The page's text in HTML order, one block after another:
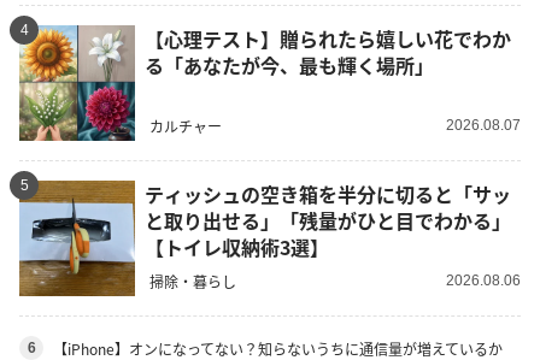
4
【心理テスト】贈られたら嬉しい花でわか
る「あなたが今、最も輝く場所」
カルチャー 2026.08.07
5
ティッシュの空き箱を半分に切ると「サッ
と取り出せる」「残量がひと目でわかる」
【トイレ収納術3選】
掃除・暮らし 2026.08.06
6
【iPhone】オンになってない？知らないうちに通信量が増えているか